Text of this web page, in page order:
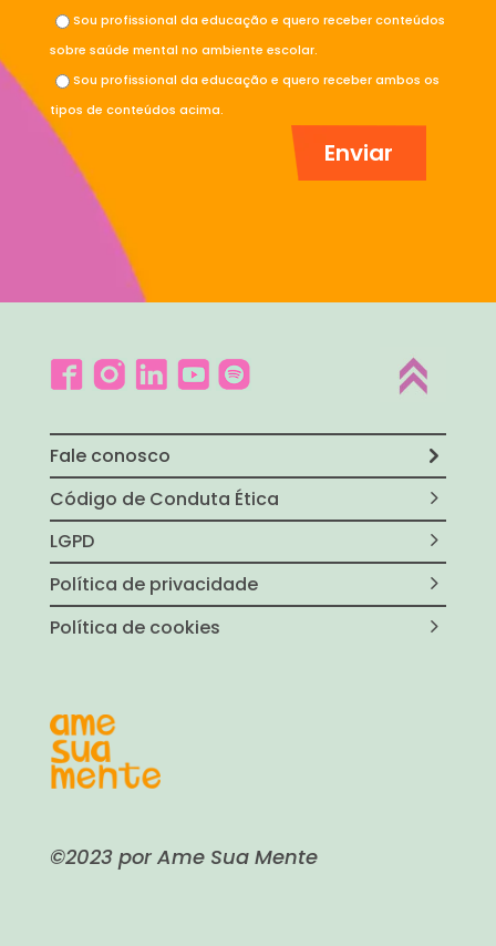
Sou profissional da educação e quero receber conteúdos
sobre saúde mental no ambiente escolar.
Sou profissional da educação e quero receber ambos os
tipos de conteúdos acima.
Fale conosco
Código de Conduta Ética
LGPD
Política de privacidade
Política de cookies
©2023 por Ame Sua Mente